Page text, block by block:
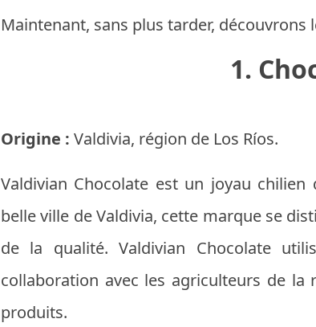
Maintenant, sans plus tarder,
1.
Origine : Valdivia, région de Los Ríos.
Valdivian Chocolate est un joyau
belle ville de Valdivia, cette marque se
de la qualité. Valdivian Chocolate
collaboration avec les agriculteurs de
produits.